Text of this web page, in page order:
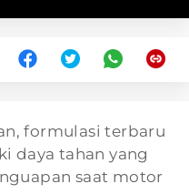
formulasi terbaru
daya tahan yang
saat motor